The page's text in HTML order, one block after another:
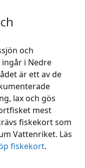
och
i Nedre
är ett av de
lax och gös
mest
fiskekort som
Vattenriket. Läs
fiskekort.